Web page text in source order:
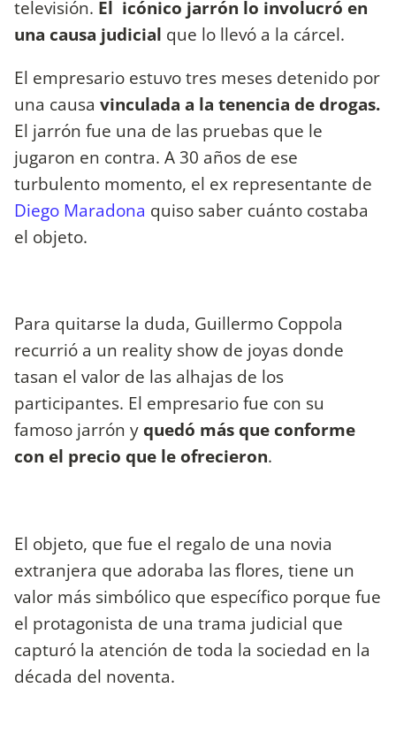
televisión. El icónico jarrón lo involucró en
una causa judicial que lo llevó a la cárcel.
El empresario estuvo tres meses detenido por
una causa vinculada a la tenencia de drogas.
El jarrón fue una de las pruebas que le
jugaron en contra. A 30 años de ese
turbulento momento, el ex representante de
Diego Maradona quiso saber cuánto costaba
el objeto.
Para quitarse la duda, Guillermo Coppola
recurrió a un reality show de joyas donde
tasan el valor de las alhajas de los
participantes. El empresario fue con su
famoso jarrón yquedó más que conforme
con el precio que le ofrecieron.
El objeto, que fue el regalo de una novia
extranjera que adoraba las flores, tiene un
valor más simbólico que específico porque fue
el protagonista de una trama judicial que
capturó la atención de toda la sociedad en la
década del noventa.